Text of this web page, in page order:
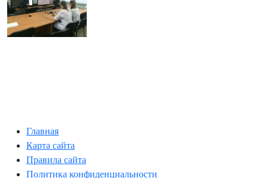
Главная
Карта сайта
Правила сайта
Политика конфиденциальности